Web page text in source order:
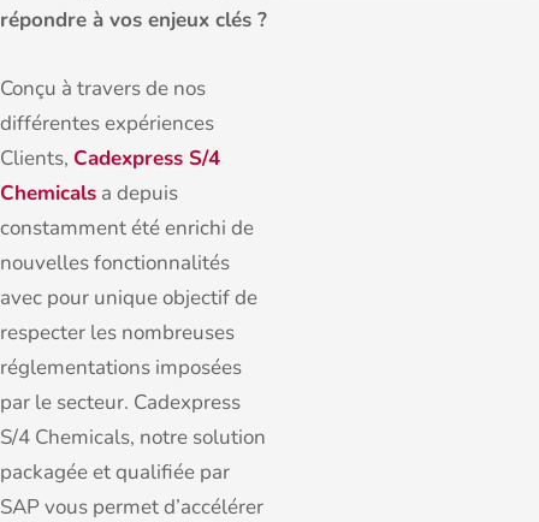
répondre à vos enjeux clés ?
Conçu à travers de nos
différentes expériences
Clients, Cadexpress S/4
Chemicals a depuis
constamment été enrichi de
nouvelles fonctionnalités
avec pour unique objectif de
respecter les nombreuses
réglementations imposées
par le secteur. Cadexpress
S/4 Chemicals, notre solution
packagée et qualifiée par
SAP vous permet d’accélérer